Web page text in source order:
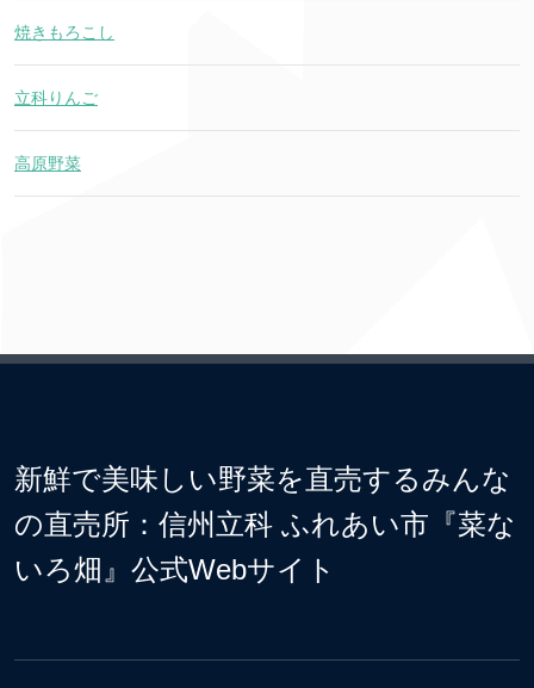
焼きもろこし
立科りんご
高原野菜
新鮮で美味しい野菜を直売するみんな
の直売所：信州立科 ふれあい市『菜な
いろ畑』公式Webサイト